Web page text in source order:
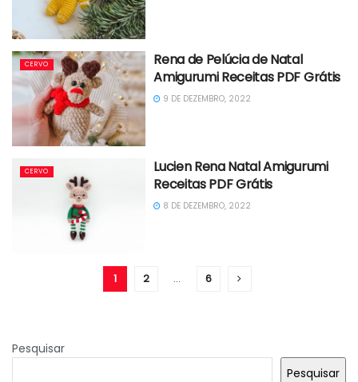
CERVO
Rena de Pelúcia de Natal
Amigurumi Receitas PDF Grátis
9 DE DEZEMBRO, 2022
CERVO
Lucien Rena Natal Amigurumi
Receitas PDF Grátis
8 DE DEZEMBRO, 2022
1 2 … 6
Pesquisar
Pesquisar